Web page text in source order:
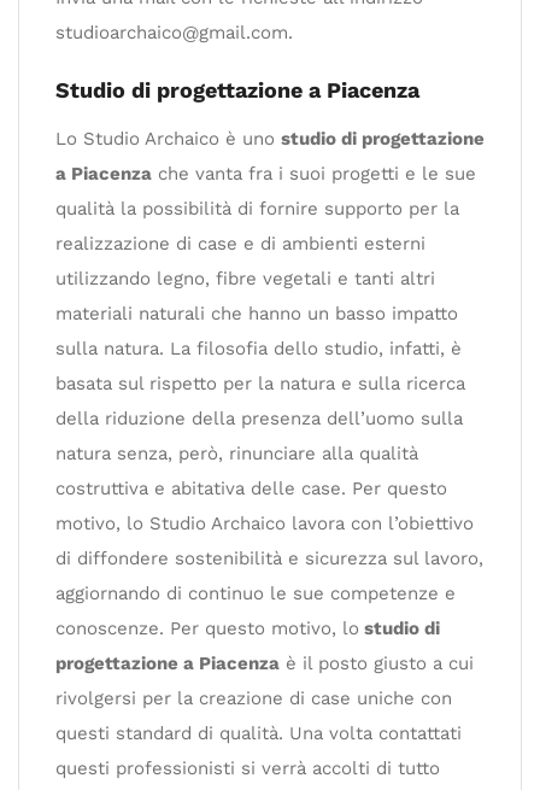
studioarchaico@gmail.com.
Studio di progettazione a Piacenza
Lo Studio Archaico è uno studio di progettazione
a Piacenza che vanta fra i suoi progetti e le sue
qualità la possibilità di fornire supporto per la
realizzazione di case e di ambienti esterni
utilizzando legno, fibre vegetali e tanti altri
materiali naturali che hanno un basso impatto
sulla natura. La filosofia dello studio, infatti, è
basata sul rispetto per la natura e sulla ricerca
della riduzione della presenza dell’uomo sulla
natura senza, però, rinunciare alla qualità
costruttiva e abitativa delle case. Per questo
motivo, lo Studio Archaico lavora con l’obiettivo
di diffondere sostenibilità e sicurezza sul lavoro,
aggiornando di continuo le sue competenze e
conoscenze. Per questo motivo, lo studio di
progettazione a Piacenza è il posto giusto a cui
rivolgersi per la creazione di case uniche con
questi standard di qualità. Una volta contattati
questi professionisti si verrà accolti di tutto